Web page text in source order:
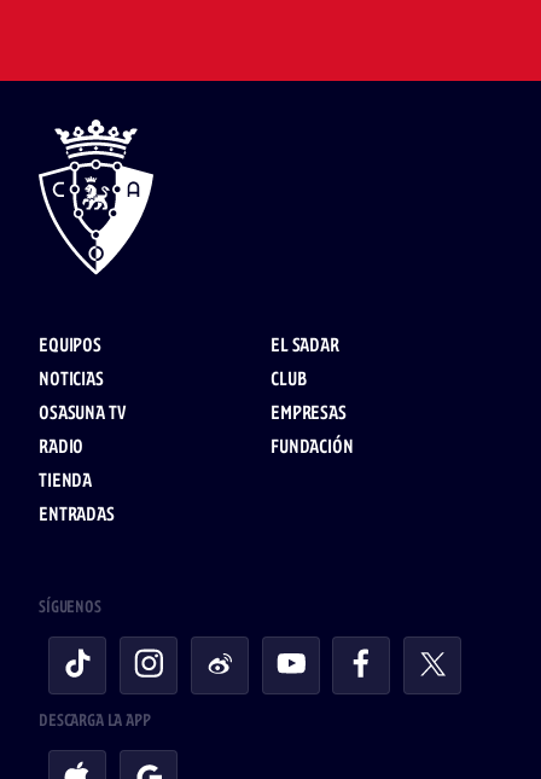
EQUIPOS
NOTICIAS
OSASUNA TV
RADIO
TIENDA
ENTRADAS
EL SADAR
CLUB
EMPRESAS
FUNDACIÓN
SÍGUENOS
DESCARGA LA APP